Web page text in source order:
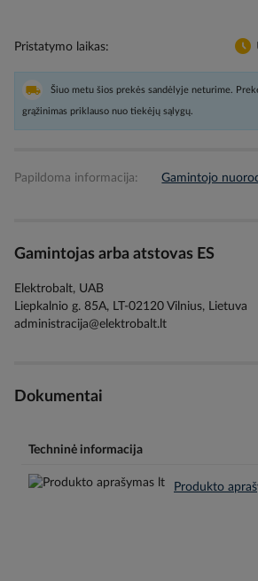
Pristatymo laikas
Šiuo metu šios prekės sandėlyje neturime.
grąžinimas priklauso nuo tiekėjų sąlygų.
Papildoma informacija: Gamintojo
Gamintojas arba atstovas ES
Elektrobalt, UAB
Liepkalnio g. 85A, LT-02120 Vilnius, Lietuva
administracija@elektrobalt.lt
Dokumentai
Techninė informacija
Produkto